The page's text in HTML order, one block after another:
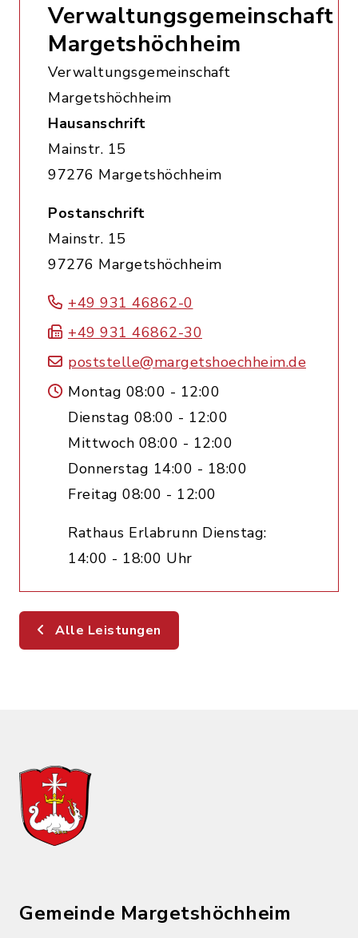
Verwaltungsgemeinschaft
Margetshöchheim
Verwaltungsgemeinschaft
Margetshöchheim
Hausanschrift
Mainstr. 15
97276 Margetshöchheim
Postanschrift
Mainstr. 15
97276 Margetshöchheim
+49 931 46862-0
+49 931 46862-30
poststelle@margetshoechheim.de
Montag 08:00 - 12:00
Dienstag 08:00 - 12:00
Mittwoch 08:00 - 12:00
Donnerstag 14:00 - 18:00
Freitag 08:00 - 12:00
Rathaus Erlabrunn Dienstag:
14:00 - 18:00 Uhr
Alle Leistungen
Gemeinde Margetshöchheim